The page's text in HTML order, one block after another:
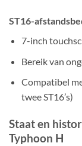
ST16-
7-inch
Bereik van
Compatibel
twee ST16’s)
Staat en
Typhoon H